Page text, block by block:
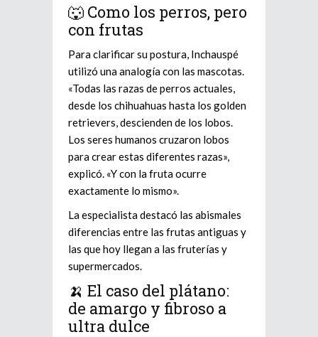
🐺 Como los perros, pero
con frutas
Para clarificar su postura, Inchauspé
utilizó una analogía con las mascotas.
«Todas las razas de perros actuales,
desde los chihuahuas hasta los golden
retrievers, descienden de los lobos.
Los seres humanos cruzaron lobos
para crear estas diferentes razas»,
explicó. «Y con la fruta ocurre
exactamente lo mismo».
La especialista destacó las abismales
diferencias entre las frutas antiguas y
las que hoy llegan a las fruterías y
supermercados.
🍌 El caso del plátano:
de amargo y fibroso a
ultra dulce